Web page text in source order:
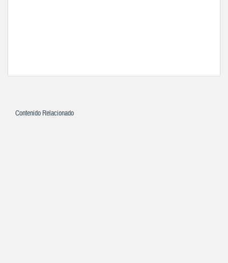
Contenido Relacionado